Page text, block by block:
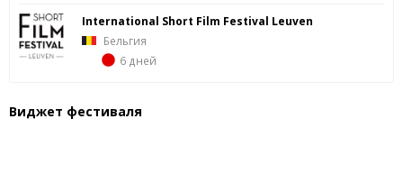
International Short Film Festival Leuven
Бельгия
6 дней
Виджет фестиваля